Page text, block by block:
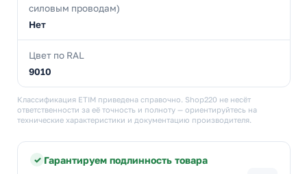
силовым проводам)
Нет
Цвет по RAL
9010
Классификация ETIM приведена справочно. Shop220 не несёт
ответственности за её точность и полноту — ориентируйтесь на
технические характеристики и документацию производителя.
Гарантируем подлинность товара